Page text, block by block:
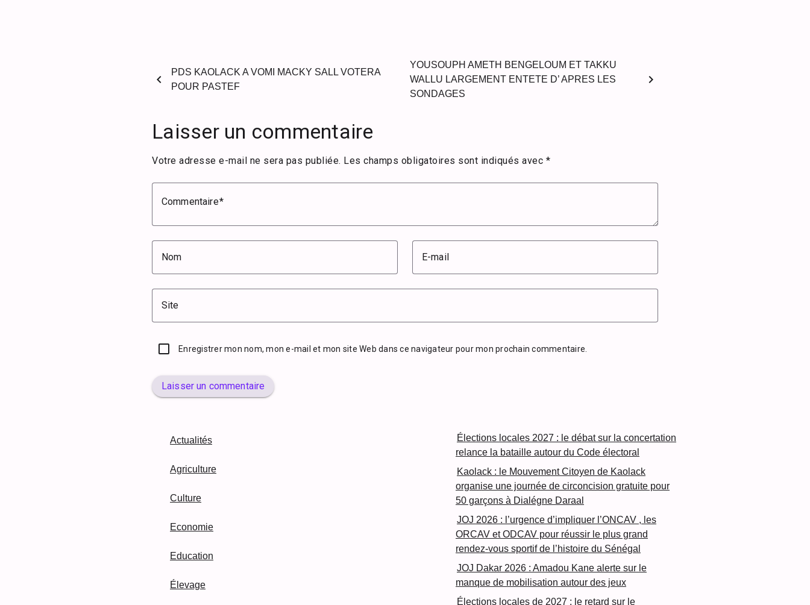
chevron_left
PDS KAOLACK A VOMI MACKY SALL VOTERA
POUR PASTEF
YOUSOUPH AMETH BENGELOUM ET TAKKU
WALLU LARGEMENT ENTETE D’ APRES LES
SONDAGES
chevron_right
Laisser un commentaire
Votre adresse e-mail ne sera pas publiée. Les champs obligatoires sont indiqués avec *
Commentaire
Nom E-mail
Site
Enregistrer mon nom, mon e-mail et mon site Web dans ce navigateur pour mon prochain commentaire.
Laisser un commentaire
Actualités
Agriculture
Culture
Economie
Education
Élevage
Élections locales 2027 : le débat sur la concertation
relance la bataille autour du Code électoral
Kaolack : le Mouvement Citoyen de Kaolack
organise une journée de circoncision gratuite pour
50 garçons à Dialégne Daraal
JOJ 2026 : l’urgence d’impliquer l’ONCAV , les
ORCAV et ODCAV pour réussir le plus grand
rendez-vous sportif de l’histoire du Sénégal
JOJ Dakar 2026 : Amadou Kane alerte sur le
manque de mobilisation autour des jeux
Élections locales de 2027 : le retard sur le